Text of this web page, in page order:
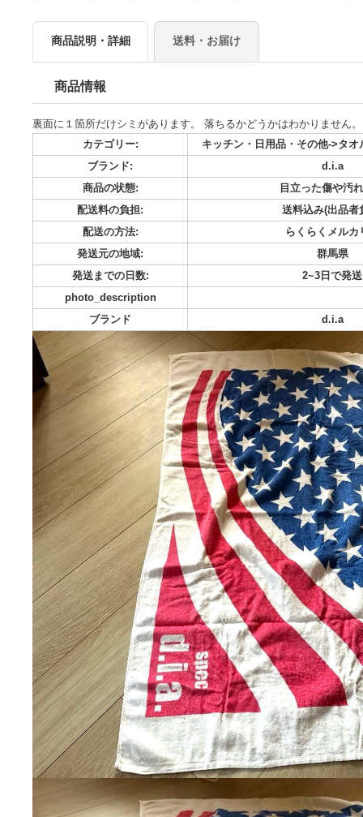
商品説明・詳細 送料・お届け
商品情報
裏面に１箇所だけシミがあります。 落ちるかどうかはわかり
カテゴリー:
キッチン・日用品・その
ブランド:
商品の状態:
目立った
配送料の負担:
配送の方法:
らくら
発送元の地域:
発送までの日数:
2~3
photo_description
ブランド